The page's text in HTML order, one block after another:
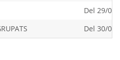
Del 29/
Del 30/